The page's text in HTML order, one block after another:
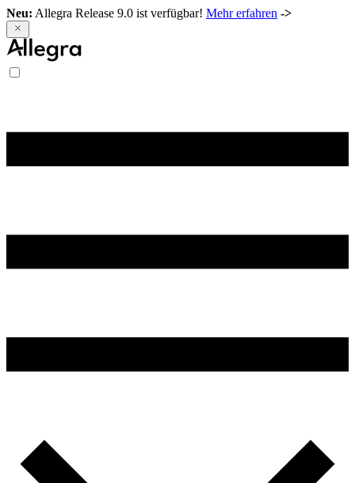
Neu: Allegra Release 9.0 ist verfügbar! Mehr erfahren ->